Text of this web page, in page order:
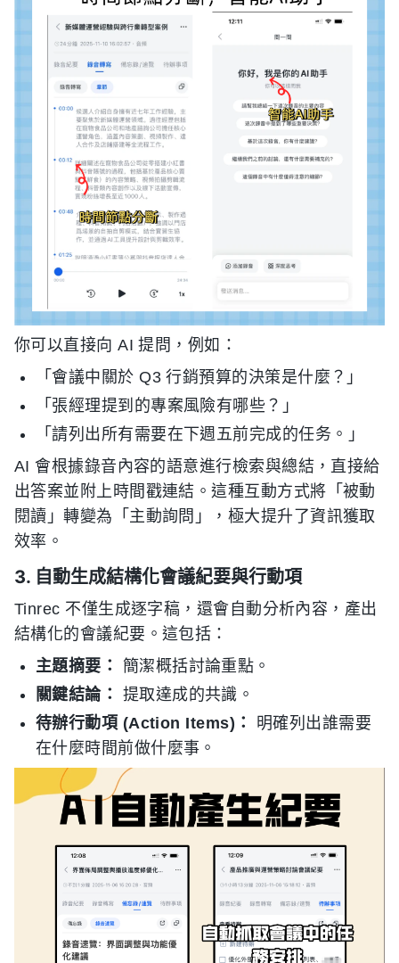
你可以直接向 AI 提問，例如：
「會議中關於 Q3 行銷預算的決策是什麼？」
「張經理提到的專案風險有哪些？」
「請列出所有需要在下週五前完成的任务。」
AI 會根據錄音內容的語意進行檢索與總結，直接給
出答案並附上時間戳連結。這種互動方式將「被動
閱讀」轉變為「主動詢問」，極大提升了資訊獲取
效率。
3. 自動生成結構化會議紀要與行動項
Tinrec 不僅生成逐字稿，還會自動分析內容，產出
結構化的會議紀要。這包括：
主題摘要：
簡潔概括討論重點。
關鍵結論：
提取達成的共識。
待辦行動項 (Action Items)：
明確列出誰需要
在什麼時間前做什麼事。